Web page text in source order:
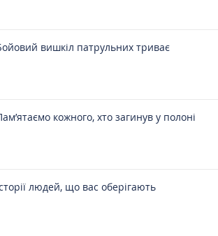
вишкіл патрульних триває
кожного, хто загинув у полоні
людей, що вас оберігають